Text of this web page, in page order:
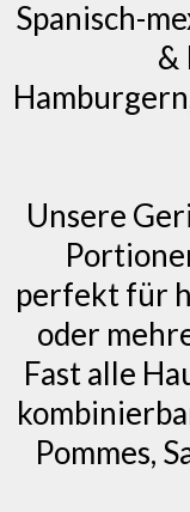
Spanisch-
&
Unsere
perfekt für
oder
Fast alle
Pommes,